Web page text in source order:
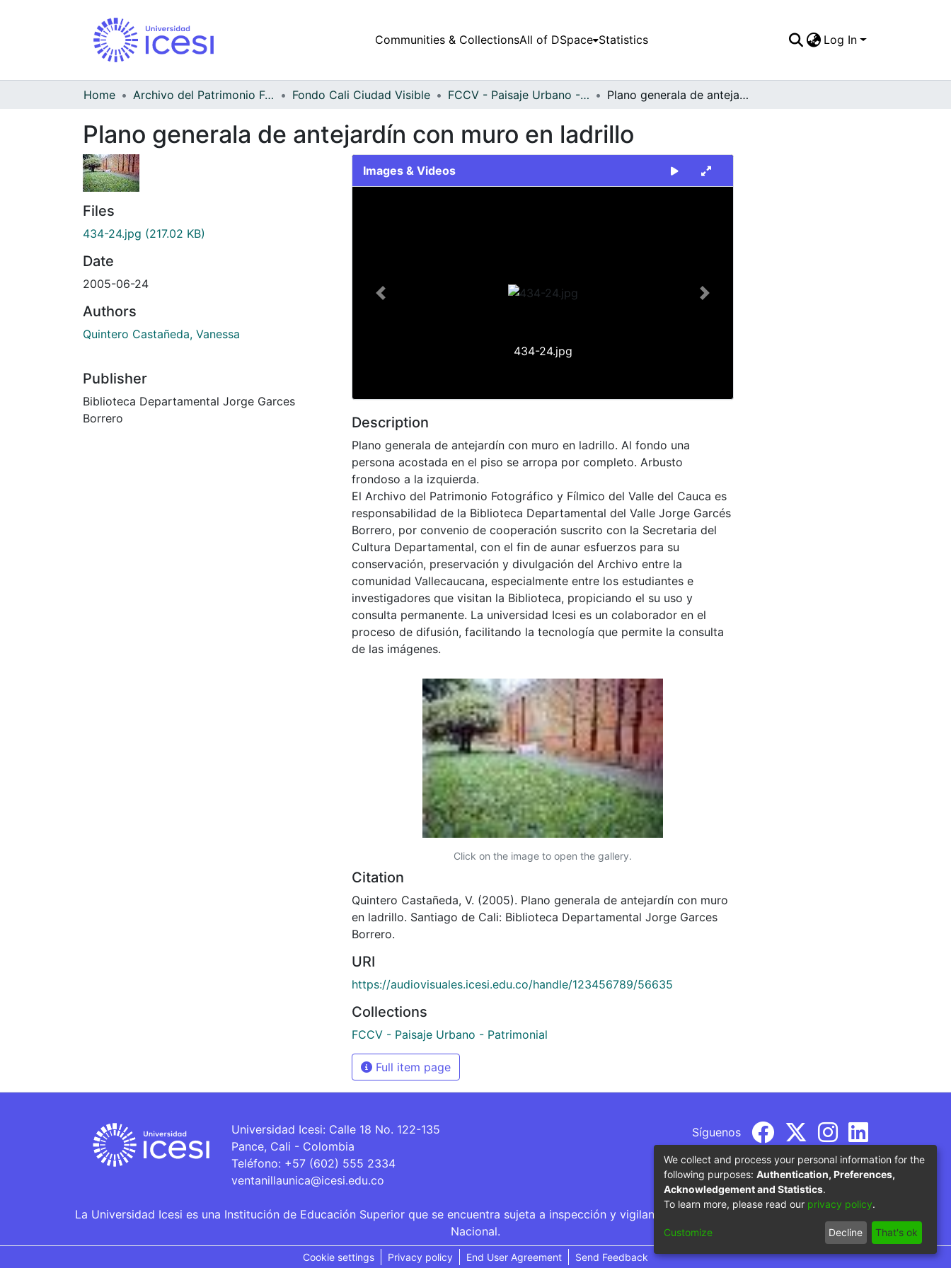
Communities & CollectionsAll of DSpace Statistics Log In
Home Archivo del Patrimonio Fotográfico y Fílmico del Valle del Cauca Fondo Cali Ciudad Visible FCCV - Paisaje Urbano - Patrimonial Plano generala de antejardín con muro en ladrillo
Plano generala de antejardín con muro en ladrillo
Files
434-24.jpg (217.02 KB)
Date
2005-06-24
Authors
Quintero Castañeda, Vanessa
Publisher
Biblioteca Departamental Jorge Garces
Borrero
Images & Videos
434-24.jpg
Previous Next
Description
Plano generala de antejardín con muro en ladrillo. Al fondo una
persona acostada en el piso se arropa por completo. Arbusto
frondoso a la izquierda.
El Archivo del Patrimonio Fotográfico y Fílmico del Valle del Cauca es
responsabilidad de la Biblioteca Departamental del Valle Jorge Garcés
Borrero, por convenio de cooperación suscrito con la Secretaria del
Cultura Departamental, con el fin de aunar esfuerzos para su
conservación, preservación y divulgación del Archivo entre la
comunidad Vallecaucana, especialmente entre los estudiantes e
investigadores que visitan la Biblioteca, propiciando el su uso y
consulta permanente. La universidad Icesi es un colaborador en el
proceso de difusión, facilitando la tecnología que permite la consulta
de las imágenes.
Click on the image to open the gallery.
Citation
Quintero Castañeda, V. (2005). Plano generala de antejardín con muro
en ladrillo. Santiago de Cali: Biblioteca Departamental Jorge Garces
Borrero.
URI
https://audiovisuales.icesi.edu.co/handle/123456789/56635
Collections
FCCV - Paisaje Urbano - Patrimonial
Full item page
Universidad Icesi: Calle 18 No. 122-135
Pance, Cali - Colombia
Teléfono: +57 (602) 555 2334
ventanillaunica@icesi.edu.co
Síguenos
La Universidad Icesi es una Institución de Educación Superior que se encuentra sujeta a inspección y vigilancia por parte del Ministerio de Educación
Nacional.
Cookie settings Privacy policy End User Agreement Send Feedback
We collect and process your personal information for the
following purposes: Authentication, Preferences,
Acknowledgement and Statistics.
To learn more, please read our privacy policy.
Customize Decline That's ok